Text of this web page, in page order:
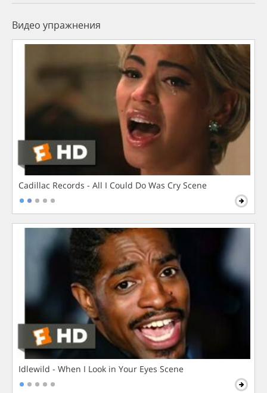
Видео упражнения
Cadillac Records - All I Could Do Was Cry Scene
Idlewild - When I Look in Your Eyes Scene